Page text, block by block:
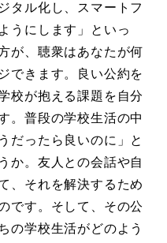
タル化し、スマートフ
うにします」といっ
が、聴衆はあなたが何
できます。良い公約を
校が抱える課題を自分
。普段の学校生活の中
だったら良いのに」と
か。友人との会話や自
、それを解決するため
です。そして、その公
の学校生活がどのよう